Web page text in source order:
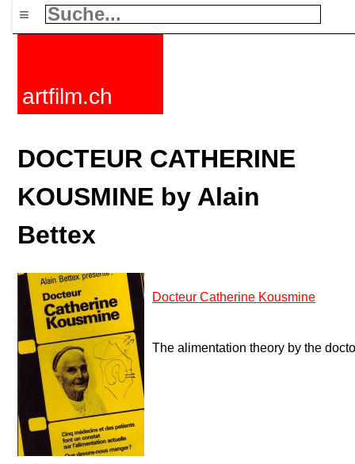
≡
artfilm.ch
DOCTEUR CATHERINE
KOUSMINE by Alain
Bettex
Docteur Catherine Kousmine
The alimentation theory by the